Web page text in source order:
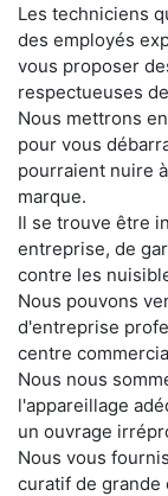
Les techniciens
des employés
vous proposer
respectueuses
Nous mettrons
pour vous
pourraient nuire
marque.
Il se trouve être
entreprise, de
contre les
Nous pouvons
d'entreprise
centre
Nous nous
l'appareillage
un ouvrage
Nous vous
curatif de